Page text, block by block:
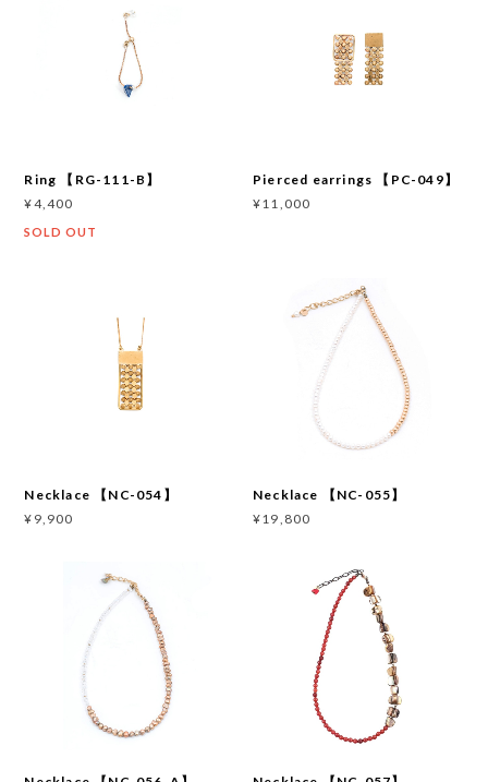
Ring 【RG-111-B】
¥4,400
SOLD OUT
Pierced earrings 【PC-049】
¥11,000
Necklace 【NC-054】
¥9,900
Necklace 【NC-055】
¥19,800